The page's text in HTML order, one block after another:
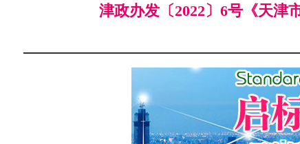
津政办发〔2022〕6号《天津